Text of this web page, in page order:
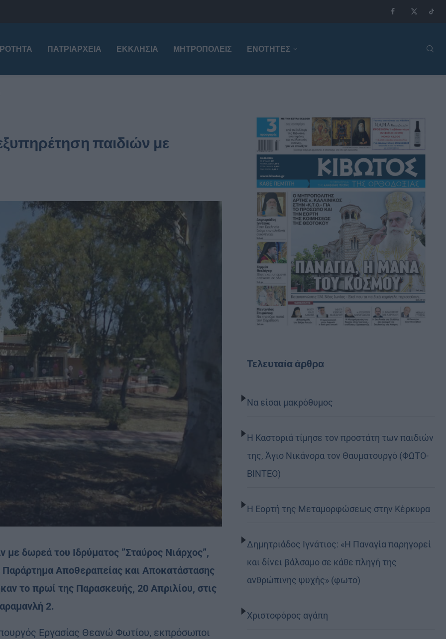
ΠΑΤΡΙΑΡΧΕΊΑ ΕΚΚΛΗΣΊΑ ΜΗΤΡΟΠΌΛΕΙΣ ΕΝΟΤΗΤΕΣ
παιδιών με
με δωρεά του Ιδρύματος ”Σταύρος Νιάρχος”,
Αποθεραπείας και Αποκατάστασης
το πρωί της Παρασκευής, 20 Απριλίου, στις
2.
Εργασίας Θεανώ Φωτίου, εκπρόσωποι
Τελευταία άρθρα
Να είσαι μακρόθυμος
Η Καστοριά τίμησε τον προστάτη των παιδιών
της, Άγιο Νικάνορα τον Θαυματουργό (ΦΩΤΟ-
ΒΙΝΤΕΟ)
Η Εορτή της Μεταμορφώσεως στην Κέρκυρα
Δημητριάδος Ιγνάτιος: «Η Παναγία παρηγορεί
και δίνει βάλσαμο σε κάθε πληγή της
ανθρώπινης ψυχής» (φωτο)
Χριστοφόρος αγάπη